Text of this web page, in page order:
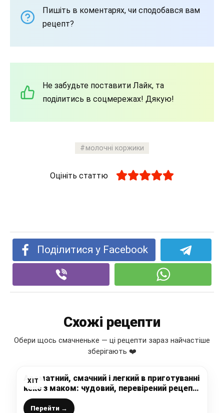
Пишіть в коментарях, чи сподобався вам
рецепт?
Не забудьте поставити Лайк, та
поділитись в соцмережах! Дякую!
молочні коржики
Оцініть статтю
Поділитися у Facebook
Схожі рецепти
Обери щось смачненьке — ці рецепти зараз найчастіше
зберігають ❤️
ХІТ
Ароматний, смачний і легкий в приготуванні
кекс з маком: чудовий, перевірений рецепт
від української господині
Перейти →